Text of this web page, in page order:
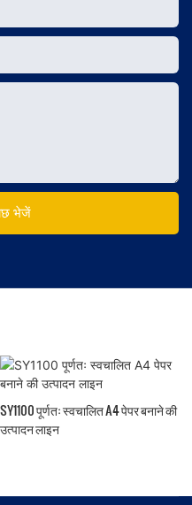
भेजें
SY1100 पूर्णतः स्वचालित A4 पेपर बनाने की
उत्पादन लाइन